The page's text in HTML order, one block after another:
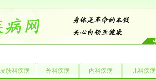
皮肤科疾病 外科疾病 内科疾病 儿科疾病